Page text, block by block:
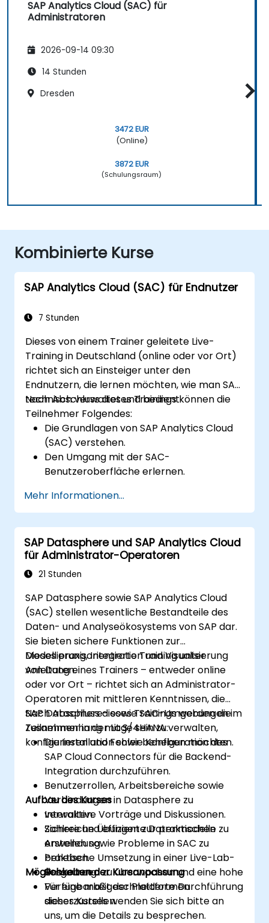
SAP Analytics Cloud (SAC) für
Administratoren
2026-09-14 09:30
14 Stunden
Dresden
3472 EUR
(Online)
3872 EUR
(Schulungsraum)
Kombinierte Kurse
SAP Analytics Cloud (SAC) für Endnutzer
7 Stunden
Dieses von einem Trainer geleitete Live-
Training in Deutschland (online oder vor Ort)
richtet sich an Einsteiger unter den
Endnutzern, die lernen möchten, wie man SAC
technisch verwaltet und bedient.
Nach Abschluss dieses Trainings können die
Teilnehmer Folgendes:
Die Grundlagen von SAP Analytics Cloud
(SAC) verstehen.
Den Umgang mit der SAC-
Benutzeroberfläche erlernen.
verwalten.
Interaktive Dashboards sowie
ansprechende Visualisierungen gestalten.
Die Funktionen von SAC zur
Datenauswertung nutzen.
Berichte exportieren und mit anderen
Mehr Informationen...
SAP Datasphere und SAP Analytics Cloud
für Administrator-Operatoren
21 Stunden
SAP Datasphere sowie SAP Analytics Cloud
(SAC) stellen wesentliche Bestandteile des
Daten- und Analyseökosystems von SAP dar.
Sie bieten sichere Funktionen zur
Modellierung, Integration und Visualisierung
von Daten.
Dieses praxisorientierte Training unter
Anleitung eines Trainers – entweder online
oder vor Ort – richtet sich an Administrator-
Operatoren mit mittleren Kenntnissen, die
SAP Datasphere- sowie SAC-Umgebungen im
Zusammenhang mit S/4HANA verwalten,
konfigurieren und Fehler beheben möchten.
Nach Abschluss dieses Trainings werden die
Teilnehmer in der Lage sein zu:
Die Installation sowie Konfiguration des
SAP Cloud Connectors für die Backend-
Integration durchzuführen.
Benutzerrollen, Arbeitsbereiche sowie
Verbindungen in Datasphere zu
verwalten.
Sichere und effiziente Datenmodelle zu
erstellen sowie Probleme in SAC zu
beheben.
Ressourcen zu überwachen und eine hohe
Verfügbarkeit der Plattformen
sicherzustellen.
Aufbau des Kurses
Interaktive Vorträge und Diskussionen.
Zahlreiche Übungen zur praktischen
Anwendung.
Praktische Umsetzung in einer Live-Lab-
Umgebung.
Möglichkeiten der Kursanpassung
Für eine maßgeschneiderte Durchführung
dieses Kurses wenden Sie sich bitte an
uns, um die Details zu besprechen.